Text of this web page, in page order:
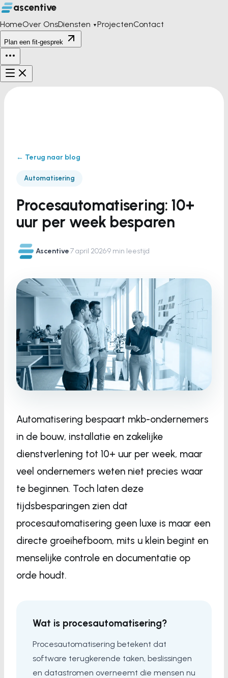
ascentive
HomeOver OnsDiensten ▼ProjectenContact
Plan een fit-gesprek
← Terug naar blog
Automatisering
Procesautomatisering: 10+
uur per week besparen
Ascentive·7 april 2026·9 min leestijd
Automatisering bespaart mkb-ondernemers
in de bouw, installatie en zakelijke
dienstverlening tot 10+ uur per week, maar
veel ondernemers weten niet precies waar
te beginnen. Toch laten deze
tijdsbesparingen zien dat
procesautomatisering geen luxe is maar een
directe groeihefboom, mits u klein begint en
menselijke controle en documentatie op
orde houdt.
Wat is procesautomatisering?
Procesautomatisering betekent dat
software terugkerende taken, beslissingen
en datastromen overneemt die mensen nu